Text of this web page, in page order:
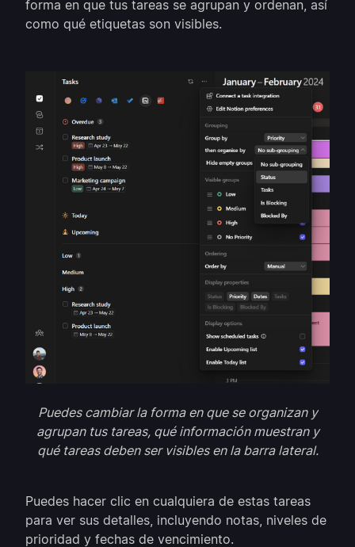
forma en que tus tareas se agrupan y ordenan, así
como qué etiquetas son visibles.
Puedes cambiar la forma en que se organizan y
agrupan tus tareas, qué información muestran y
qué tareas deben ser visibles en la barra lateral.
Puedes hacer clic en cualquiera de estas tareas
para ver sus detalles, incluyendo notas, niveles de
prioridad y fechas de vencimiento.